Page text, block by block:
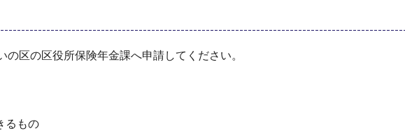
区の区役所保険年金課へ申請してください。
るもの